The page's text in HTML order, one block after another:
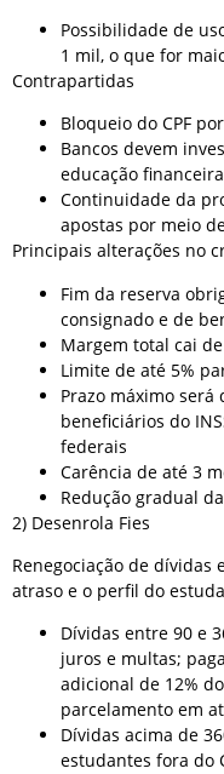
Possibilidade de
1 mil, o que for
Contrapartidas
Bloqueio do CPF
Bancos devem
educação financeira
Continuidade da
apostas por meio
Principais alterações no
Fim da reserva
consignado e de
Margem total cai
Limite de até 5%
Prazo máximo será
beneficiários do
federais
Carência de até 3
Redução gradual
2) Desenrola Fies
Renegociação de dívidas
atraso e o perfil do
Dívidas entre 90 e
juros e multas;
adicional de 12%
parcelamento em
Dívidas acima de
estudantes fora do